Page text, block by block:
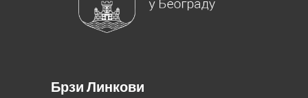
Брзи Линкови